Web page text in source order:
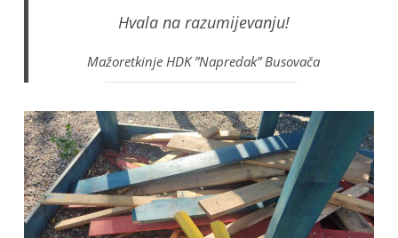
Hvala na razumijevanju!
Mažoretkinje HDK ”Napredak” Busovača